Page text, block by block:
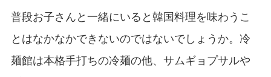
普段お子さんと一緒にいると韓国料理を味わうこ
とはなかなかできないのではないでしょうか。冷
麺館は本格手打ちの冷麺の他、サムギョプサルや